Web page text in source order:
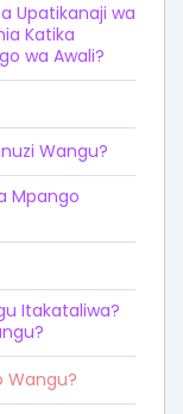
Upatikanaji wa
Katika
wa Awali?
Wangu?
Mpango
Itakataliwa?
Wangu?